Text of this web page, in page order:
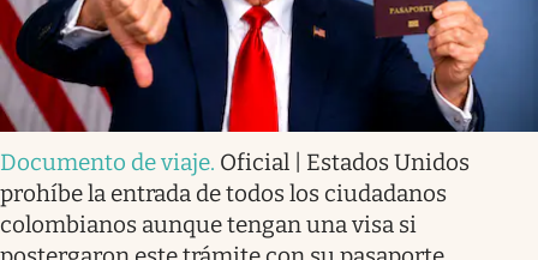
Documento de viaje. Oficial | Estados Unidos
prohíbe la entrada de todos los ciudadanos
colombianos aunque tengan una visa si